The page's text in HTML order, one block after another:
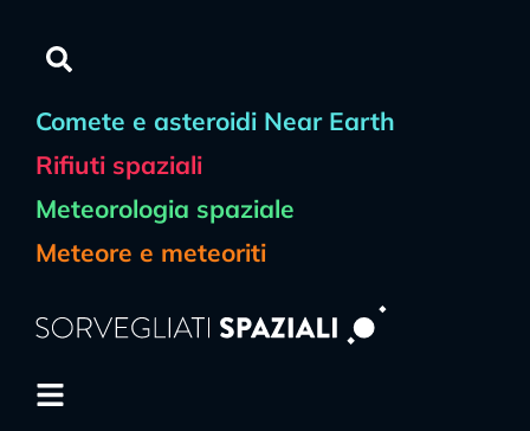
Comete e asteroidi Near Earth
Rifiuti spaziali
Meteorologia spaziale
Meteore e meteoriti